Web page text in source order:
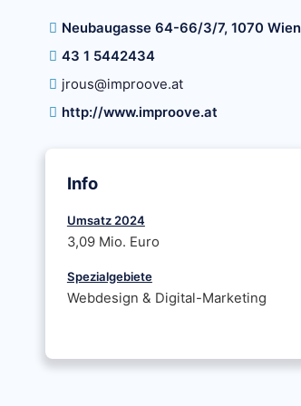
Neubaugasse 64-66/3/7, 1070 Wien
43 1 5442434
jrous@improove.at
http://www.improove.at
Info
Umsatz 2024
3,09 Mio. Euro
Spezialgebiete
Webdesign & Digital-Marketing